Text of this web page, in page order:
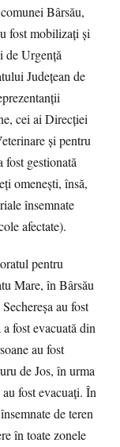
Bârsău,
fost mobilizaţi şi
de Urgenţă
Judeţean de
cei ai Direcţiei
şi pentru
gestionată
omeneşti, însă,
însemnate
afectate).
pentru
Mare, în Bârsău
au fost
fost evacuată din
au fost
de Jos, în urma
fost evacuaţi. În
de teren
în toate zonele